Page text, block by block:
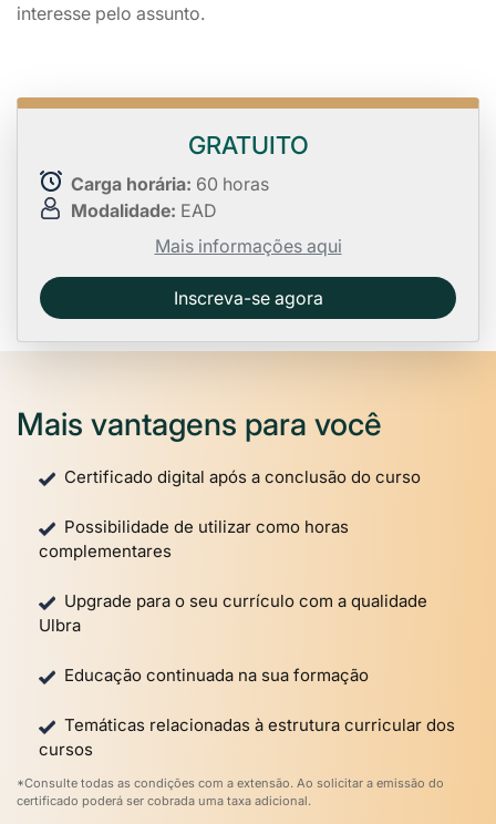
interesse pelo assunto.
GRATUITO
Carga horária: 60 horas
Modalidade: EAD
Mais informações aqui
Inscreva-se agora
Mais vantagens para você
Certificado digital após a conclusão do curso
Possibilidade de utilizar como horas
complementares
Upgrade para o seu currículo com a qualidade
Ulbra
Educação continuada na sua formação
Temáticas relacionadas à estrutura curricular dos
cursos
*Consulte todas as condições com a extensão. Ao solicitar a emissão do
certificado poderá ser cobrada uma taxa adicional.